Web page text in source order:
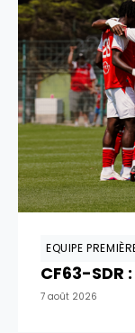
EQUIPE
CF63-
7 août 2026